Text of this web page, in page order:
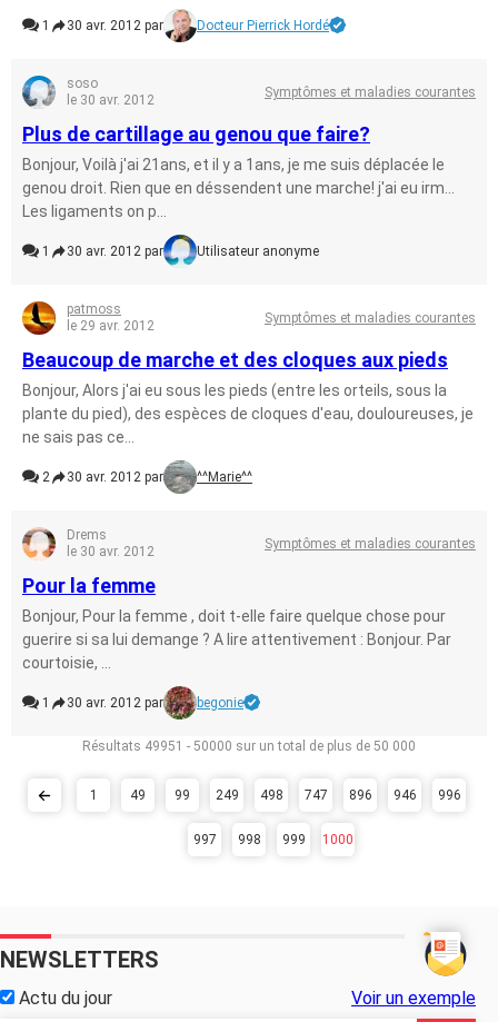
1 30 avr. 2012 par Docteur Pierrick Hordé
soso
le 30 avr. 2012
Symptômes et maladies courantes
Plus de cartillage au genou que faire?
Bonjour, Voilà j'ai 21ans, et il y a 1ans, je me suis déplacée le
genou droit. Rien que en déssendent une marche! j'ai eu irm...
Les ligaments on p...
1 30 avr. 2012 par Utilisateur anonyme
patmoss
le 29 avr. 2012
Symptômes et maladies courantes
Beaucoup de marche et des cloques aux pieds
Bonjour, Alors j'ai eu sous les pieds (entre les orteils, sous la
plante du pied), des espèces de cloques d'eau, douloureuses, je
ne sais pas ce...
2 30 avr. 2012 par ^^Marie^^
Drems
le 30 avr. 2012
Symptômes et maladies courantes
Pour la femme
Bonjour, Pour la femme , doit t-elle faire quelque chose pour
guerire si sa lui demange ? A lire attentivement : Bonjour. Par
courtoisie, ...
1 30 avr. 2012 par begonie
Résultats 49951 - 50000 sur un total de plus de 50 000
1 49 99 249 498 747 896 946 996
997 998 999 1000
NEWSLETTERS
Actu du jour Voir un exemple